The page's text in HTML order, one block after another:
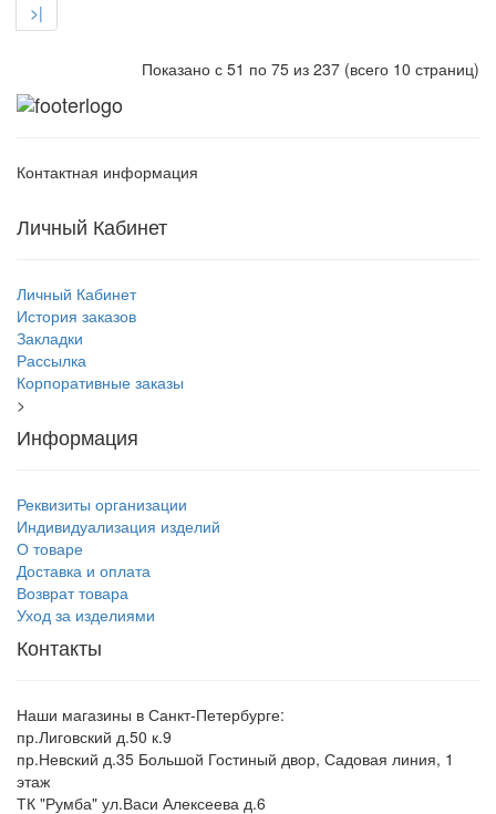
>|
Показано с 51 по 75 из 237 (всего 10 страниц)
Контактная информация
Личный Кабинет
Личный Кабинет
История заказов
Закладки
Рассылка
Корпоративные заказы
>
Информация
Реквизиты организации
Индивидуализация изделий
О товаре
Доставка и оплата
Возврат товара
Уход за изделиями
Контакты
Наши магазины в Санкт-Петербурге:
пр.Лиговский д.50 к.9
пр.Невский д.35 Большой Гостиный двор, Садовая линия, 1
этаж
ТК "Румба" ул.Васи Алексеева д.6